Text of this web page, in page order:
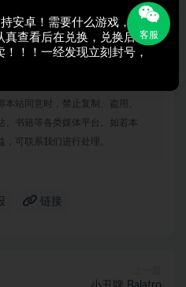
站同意时，禁止复制、盗用、
、书籍等各类媒体平台。如若本
可联系我们进行处理。
链接
客服
安卓！需要什么游戏，搜索
真查看后在兑换，兑换后不
！！一经发现立刻封号，